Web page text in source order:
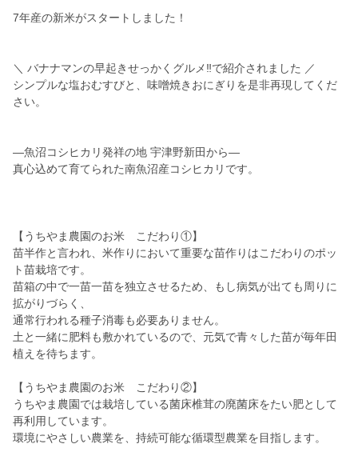
7年産の新米がスタートしました！
＼ バナナマンの早起きせっかくグルメ‼で紹介されました ／
シンプルな塩おむすびと、味噌焼きおにぎりを是非再現してくだ
さい。
—魚沼コシヒカリ発祥の地 宇津野新田から—
真心込めて育てられた南魚沼産コシヒカリです。
【うちやま農園のお米 こだわり①】
苗半作と言われ、米作りにおいて重要な苗作りはこだわりのポッ
ト苗栽培です。
苗箱の中で一苗一苗を独立させるため、もし病気が出ても周りに
拡がりづらく、
通常行われる種子消毒も必要ありません。
土と一緒に肥料も敷かれているので、元気で青々した苗が毎年田
植えを待ちます。
【うちやま農園のお米 こだわり②】
うちやま農園では栽培している菌床椎茸の廃菌床をたい肥として
再利用しています。
環境にやさしい農業を、持続可能な循環型農業を目指します。